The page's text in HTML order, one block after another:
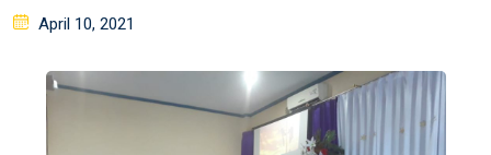
Posted
April 10, 2021